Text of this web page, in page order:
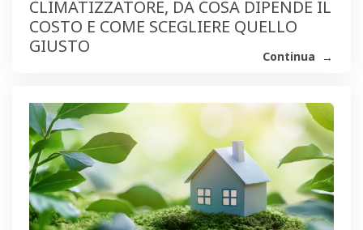
CLIMATIZZATORE, DA COSA DIPENDE IL
COSTO E COME SCEGLIERE QUELLO
GIUSTO
Continua